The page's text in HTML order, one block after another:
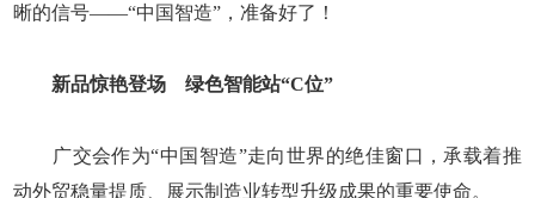
晰的信号——“中国智造”，准备好了！
新品惊艳登场 绿色智能站“C位”
广交会作为“中国智造”走向世界的绝佳窗口，承载着推
动外贸稳量提质、展示制造业转型升级成果的重要使命。